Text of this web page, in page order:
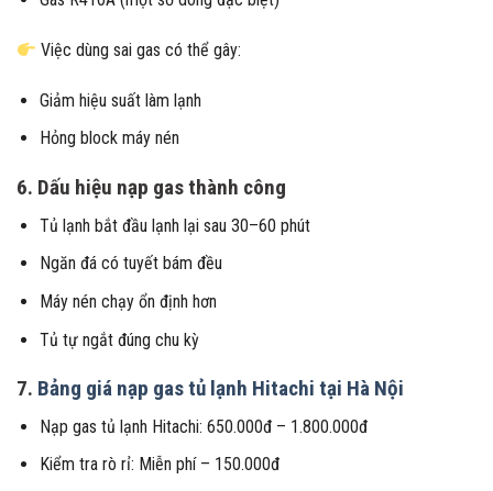
Việc dùng sai gas có thể gây:
Giảm hiệu suất làm lạnh
Hỏng block máy nén
6. Dấu hiệu nạp gas thành công
Tủ lạnh bắt đầu lạnh lại sau 30–60 phút
Ngăn đá có tuyết bám đều
Máy nén chạy ổn định hơn
Tủ tự ngắt đúng chu kỳ
7. Bảng giá nạp gas tủ lạnh Hitachi tại Hà Nội
Nạp gas tủ lạnh Hitachi: 650.000đ – 1.800.000đ
Kiểm tra rò rỉ: Miễn phí – 150.000đ